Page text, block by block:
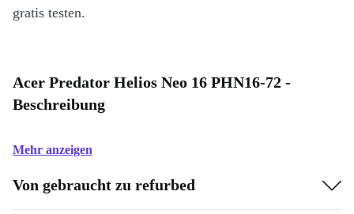
gratis testen.
Acer Predator Helios Neo 16 PHN16-72 -
Beschreibung
Mehr anzeigen
Von gebraucht zu refurbed